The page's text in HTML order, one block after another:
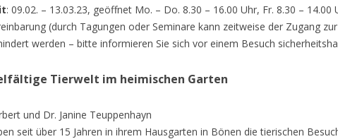
: 09.02. – 13.03.23, geöffnet Mo. – Do. 8.30 – 16.00 Uhr, Fr. 8.30 – 14.00
(durch Tagungen oder Seminare kann zeitweise der Zugang
werden – bitte informieren Sie sich vor einem Besuch
Tierwelt im heimischen Garten
und Dr. Janine Teuppenhayn
seit über 15 Jahren in ihrem Hausgarten in Bönen die tierischen